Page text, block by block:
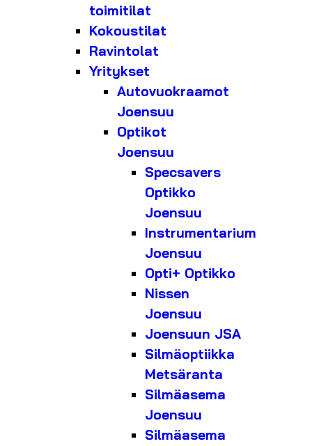
toimitilat
Kokoustilat
Ravintolat
Yritykset
Autovuokraamot
Joensuu
Optikot
Joensuu
Specsavers
Optikko
Joensuu
Instrumentarium
Joensuu
Opti+ Optikko
Nissen
Joensuu
Joensuun JSA
Silmäoptiikka
Metsäranta
Silmäasema
Joensuu
Silmäasema